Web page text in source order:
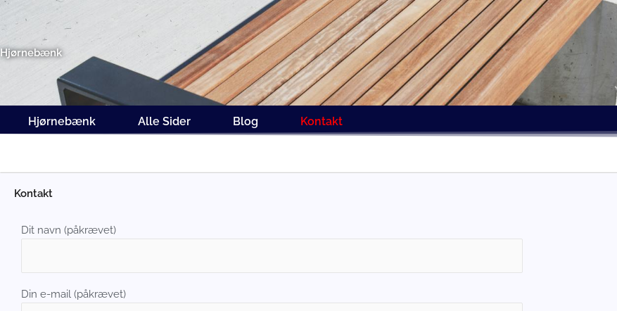
Gå
indholdet
Hjørnebænk
Hjørnebænk Alle Sider Blog Kontakt
Kontakt
Dit navn (påkrævet)
Din e-mail (påkrævet)